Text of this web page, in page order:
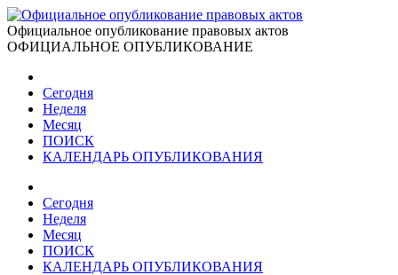
Официальное опубликование правовых актов
ОФИЦИАЛЬНОЕ ОПУБЛИКОВАНИЕ
Сегодня
Неделя
Месяц
ПОИСК
КАЛЕНДАРЬ ОПУБЛИКОВАНИЯ
Сегодня
Неделя
Месяц
ПОИСК
КАЛЕНДАРЬ ОПУБЛИКОВАНИЯ